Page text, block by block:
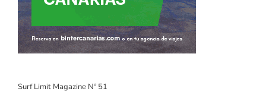
Surf Limit Magazine Nº 51